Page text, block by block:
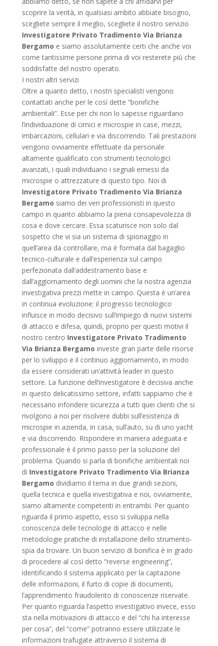
scoprire la verità, in qualsiasi ambito abbiate bisogno,
scegliete sempre il meglio, scegliete il nostro servizio
Investigatore Privato Tradimento Via Brianza
Bergamo e siamo assolutamente certi che anche voi
come tantissime persone prima di voi resterete più che
soddisfatte del nostro operato.
I nostri altri servizi
Oltre a quanto detto, i nostri specialisti vengono
contattati anche per le così dette “bonifiche
ambientali”. Esse per chi non lo sapesse riguardano
l’individuazione di cimici e microspie in case, mezzi,
imbarcazioni, cellulari e via discorrendo. Tali prestazioni
vengono ovviamente effettuate da personale
altamente qualificato con strumenti tecnologici
avanzati, i quali individuano i segnali emessi da
microspie o attrezzature di questo tipo. Noi di
Investigatore Privato Tradimento Via Brianza
Bergamo siamo dei veri professionisti in questo
campo in quanto abbiamo la piena consapevolezza di
cosa e dove cercare. Essa scaturisce non solo dal
sospetto che vi sia un sistema di spionaggio in
quell’area da controllare, ma è formata dal bagaglio
tecnico-culturale e dall’esperienza sul campo
perfezionata dall’addestramento base e
dall’aggiornamento degli uomini che la nostra agenzia
investigativa prezzi mette in campo. Questa è un’area
in continua evoluzione: il progresso tecnologico
influisce in modo decisivo sull’impiego di nuovi sistemi
di attacco e difesa, quindi, proprio per questi motivi il
nostro centro Investigatore Privato Tradimento
Via Brianza Bergamo investe gran parte delle risorse
per lo sviluppo e il continuo aggiornamento, in modo
da essere considerati un’attività leader in questo
settore. La funzione dell’investigatore è decisiva anche
in questo delicatissimo settore, infatti sappiamo che è
necessario infondere sicurezza a tutti quei clienti che si
rivolgono a noi per risolvere dubbi sull’esistenza di
microspie in azienda, in casa, sull’auto, su di uno yacht
e via discorrendo. Rispondere in maniera adeguata e
professionale è il primo passo per la soluzione del
problema. Quando si parla di bonifiche ambientali noi
di Investigatore Privato Tradimento Via Brianza
Bergamo dividiamo il tema in due grandi sezioni,
quella tecnica e quella investigativa e noi, ovviamente,
siamo altamente competenti in entrambi. Per quanto
riguarda il primo aspetto, esso si sviluppa nella
conoscenza delle tecnologie di attacco e nelle
metodologie pratiche di installazione dello strumento-
spia da trovare. Un buon servizio di bonifica è in grado
di procedere al così detto “reverse engineering”,
identificando il sistema applicato per la captazione
delle informazioni, il furto di copie di documenti,
l’apprendimento fraudolento di conoscenze riservate.
Per quanto riguarda l’aspetto investigativo invece, esso
sta nella motivazioni di attacco e del “chi ha interesse
per cosa”, del “come” potranno essere utilizzate le
informazioni trafugate attraverso il sistema di